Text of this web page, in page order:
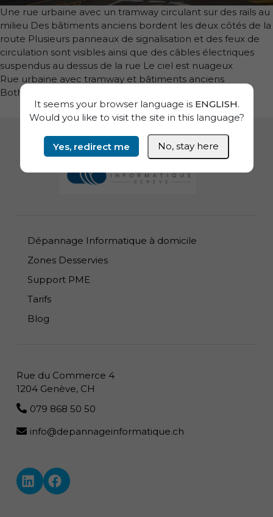
Une rue urbaine avec un tramway circulant sur des rails au
milieu Des bâtiments anciens bordent les deux côtés de la
route Plusieurs panneaux de signalisation et des feux de
circulation sont visibles ainsi que des câbles électriques
suspendus au dessus de la rue Le ciel est nuageux
Rue urbaine avec tramway et bâtiments anciens
Both comments and trackbacks are currently closed.
Informations de pied de page
Dépannage Informatique à domicile
Zones Desservies
Support PME
Tarifs
Blog
Rue du Commerce 4
1204 Genève, CH
079 868 50 50
info@depannageinformatique.ch
LinkedIn — i4M Services Informatiques Sàrl
Facebook
It seems your browser language is ENGLISH.
Would you like to visit the site in this language?
Yes, redirect me No, stay here